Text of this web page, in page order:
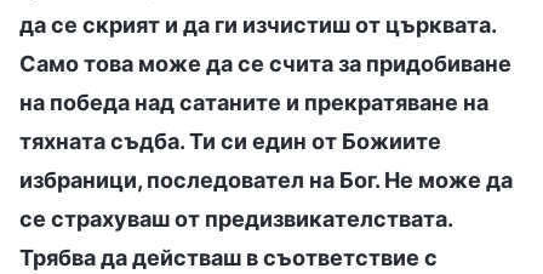
да се скрият и да ги изчистиш от църквата.
Само това може да се счита за придобиване
на победа над сатаните и прекратяване на
тяхната съдба. Ти си един от Божиите
избраници, последовател на Бог. Не може да
се страхуваш от предизвикателствата.
Трябва да действаш в съответствие с